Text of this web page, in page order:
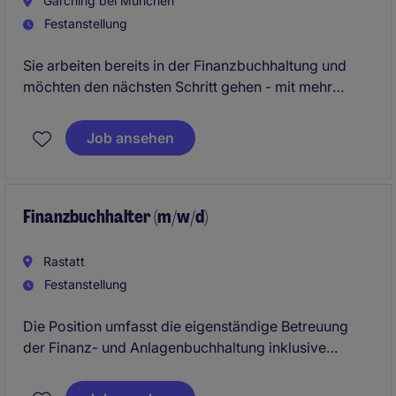
Festanstellung
Sie arbeiten bereits in der Finanzbuchhaltung und
möchten den nächsten Schritt gehen - mit mehr
modernen Umfeld?
Job ansehen
Finanzbuchhalter (m/w/d)
Rastatt
Festanstellung
Die Position umfasst die eigenständige Betreuung
der Finanz- und Anlagenbuchhaltung inklusive
sowie die Zusammenarbeit mit Steuerberatern und